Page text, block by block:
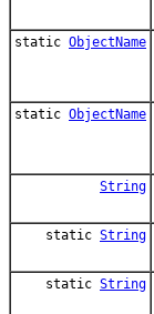
static ObjectName
static ObjectName
String
static String
static String